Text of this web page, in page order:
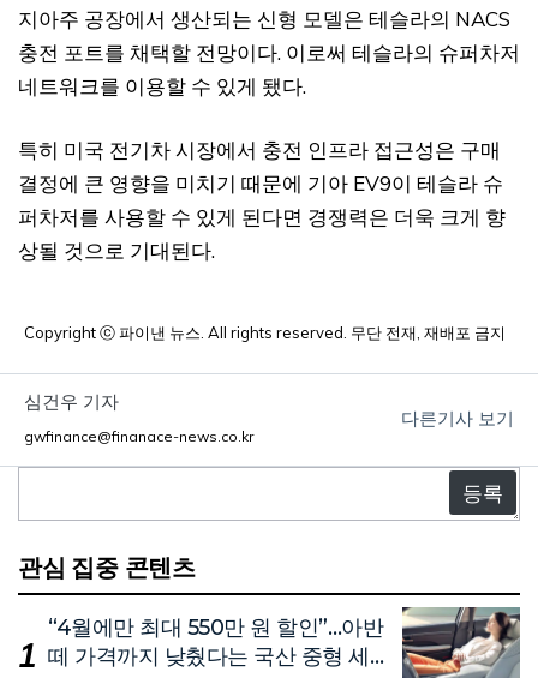
지아주 공장에서 생산되는 신형 모델은 테슬라의 NACS
충전 포트를 채택할 전망이다. 이로써 테슬라의 슈퍼차저
네트워크를 이용할 수 있게 됐다.
특히 미국 전기차 시장에서 충전 인프라 접근성은 구매
결정에 큰 영향을 미치기 때문에 기아 EV9이 테슬라 슈
퍼차저를 사용할 수 있게 된다면 경쟁력은 더욱 크게 향
상될 것으로 기대된다.
Copyright ⓒ 파이낸 뉴스. All rights reserved. 무단 전재, 재배포 금지
심건우 기자
gwfinance@finanace-news.co.kr
다른기사 보기
글
관심 집중 콘텐츠
“4월에만 최대 550만 원 할인”…아반
떼 가격까지 낮췄다는 국산 중형 세